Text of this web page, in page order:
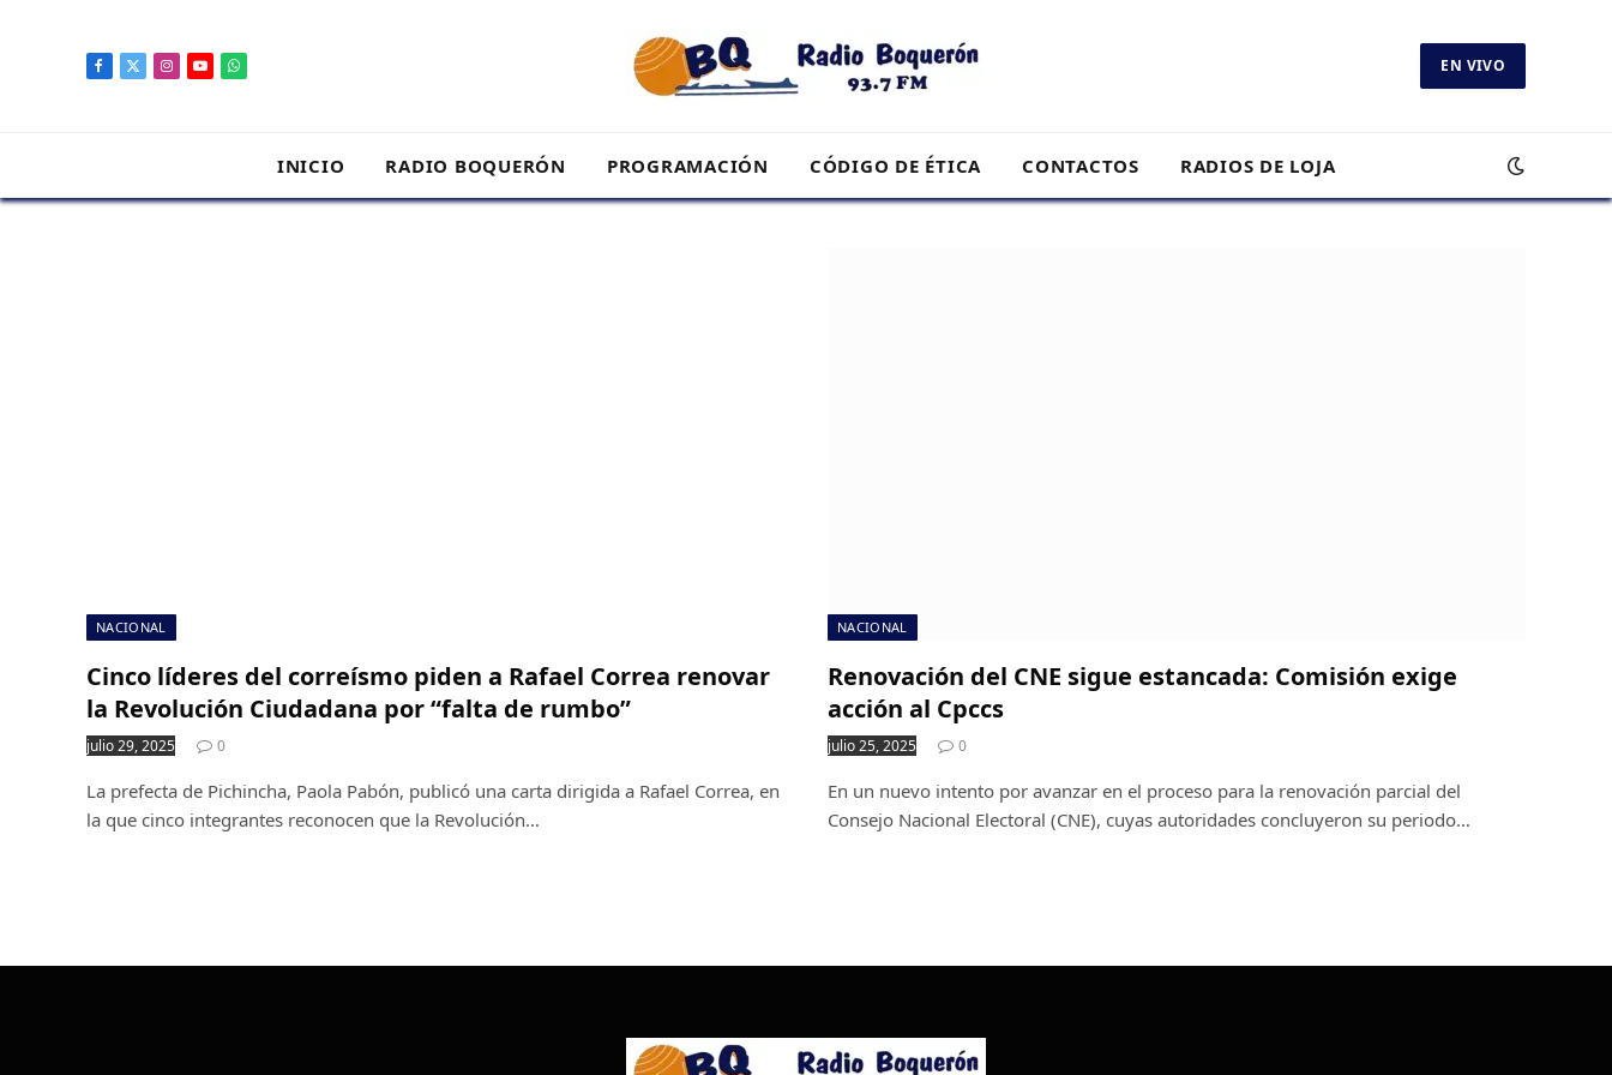
Facebook
X
Instagram
YouTubeWhatsApp EN VIVO
INICIO RADIO BOQUERÓN PROGRAMACIÓN CÓDIGO DE ÉTICA CONTACTOS RADIOS DE LOJA
NACIONAL
Cinco líderes del correísmo piden a Rafael Correa renovar
la Revolución Ciudadana por “falta de rumbo”
julio 29, 2025 0
La prefecta de Pichincha, Paola Pabón, publicó una carta dirigida a Rafael Correa, en
la que cinco integrantes reconocen que la Revolución…
NACIONAL
Renovación del CNE sigue estancada: Comisión exige
acción al Cpccs
julio 25, 2025 0
En un nuevo intento por avanzar en el proceso para la renovación parcial del
Consejo Nacional Electoral (CNE), cuyas autoridades concluyeron su periodo…